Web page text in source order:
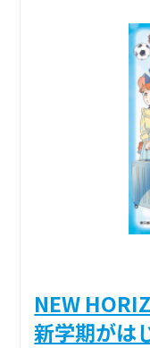
NEW
新学期がは